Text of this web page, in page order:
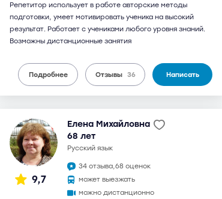
Репетитор использует в работе авторские методы
подготовки, умеет мотивировать ученика на высокий
результат. Работает с учениками любого уровня знаний.
Возможны дистанционные занятия
Подробнее Отзывы 36 Написать
9,7
Елена Михайловна
68 лет
русский язык
34 отзыва,68 оценок
может выезжать
можно дистанционно